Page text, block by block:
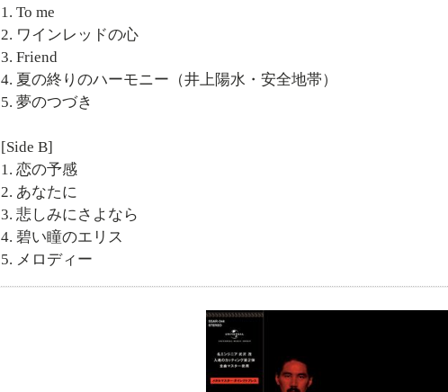
1. To me
2. ワインレッドの心
3. Friend
4. 夏の終りのハーモニー（井上陽水・安全地帯）
5. 夢のつづき
[Side B]
1. 恋の予感
2. あなたに
3. 悲しみにさよなら
4. 碧い瞳のエリス
5. メロディー